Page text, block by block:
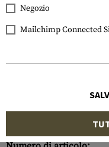
Negozio
Mailchimp Connected